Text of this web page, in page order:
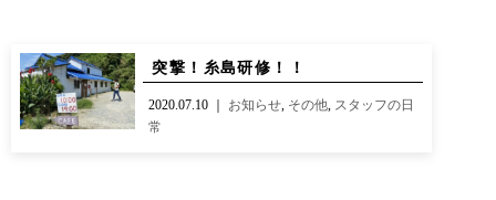
お問い合わせ
CONTACT
ブログ
BLOG
突撃！糸島研修！！
2020.07.10 ｜ お知らせ その他
スタッフの日
常